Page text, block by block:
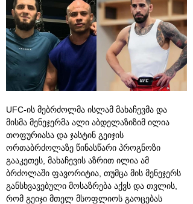
UFC-ის მებრძოლმა ისლამ მახაჩევმა და
მისმა მენეჯერმა ალი აბდელაზიზიმ ილია
თოფურიასა და ჯასტინ გეიჯის
ორთაბრძოლაზე წინასწარი პროგნოზი
გააკეთეს, მახაჩევის აზრით ილია ამ
ბრძოლაში ფავორიტია, თუმცა მის მენეჯერს
განსხვავებული მოსაზრება აქვს და თვლის,
რომ გეიჯი მთელ მსოფლიოს გაოცებას